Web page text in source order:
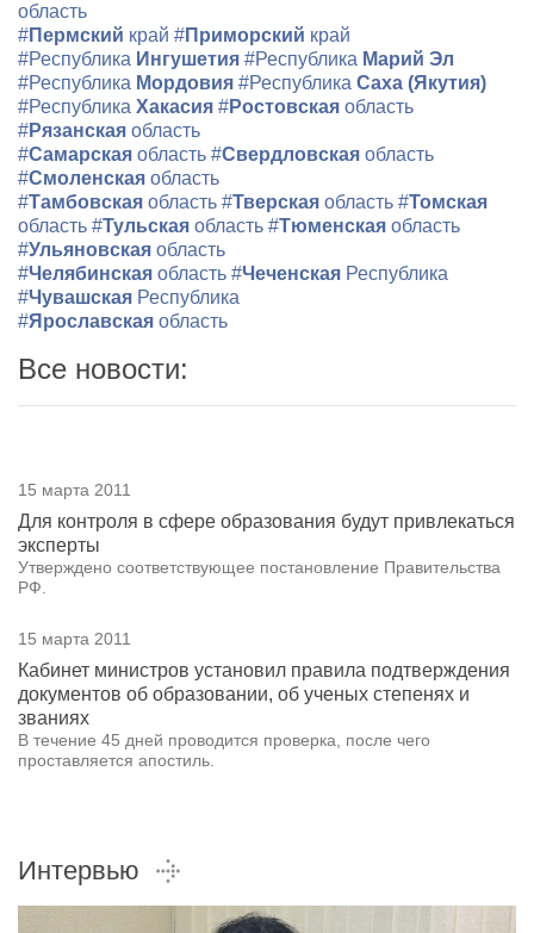
область
#Пермский край #Приморский край
#Республика Ингушетия #Республика Марий Эл
#Республика Мордовия #Республика Саха (Якутия)
#Республика Хакасия #Ростовская область
#Рязанская область
#Самарская область #Свердловская область
#Смоленская область
#Тамбовская область #Тверская область #Томская
область #Тульская область #Тюменская область
#Ульяновская область
#Челябинская область #Чеченская Республика
#Чувашская Республика
#Ярославская область
Все новости:
15 марта 2011
Для контроля в сфере образования будут привлекаться
эксперты
Утверждено соответствующее постановление Правительства
РФ.
15 марта 2011
Кабинет министров установил правила подтверждения
документов об образовании, об ученых степенях и
званиях
В течение 45 дней проводится проверка, после чего
проставляется апостиль.
Интервью